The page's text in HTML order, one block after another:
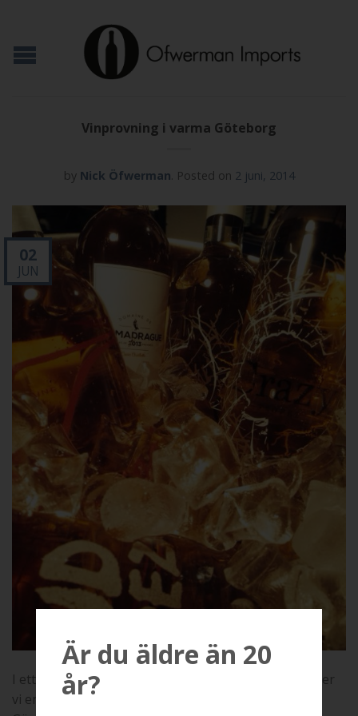
Vinprovning i varma Göteborg
by Nick Öfwerman Posted on 2 juni, 2014
02
JUN
I ett varmt och härligt sommarfuktigt Göteborg håller
vi en bokad vinprovning.
Är du äldre än 20
år?